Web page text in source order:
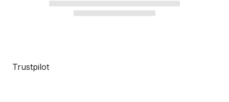
Trustpilot